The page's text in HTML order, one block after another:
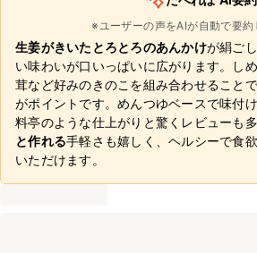
※ユーザーの声をAIが自動で要約
生姜がきいたとろとろのあんかけが絹ご
い味わいが口いっぱいに広がります。し
茸など好みのきのこを組み合わせること
がポイントです。めんつゆベースで味付
料亭のような仕上がりと驚くレビューも
と作れる手軽さも嬉しく、ヘルシーで食
いただけます。